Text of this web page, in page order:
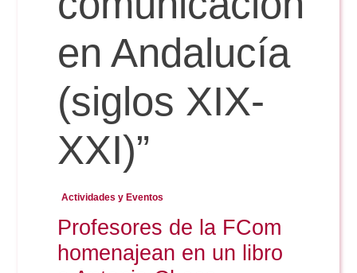
Reservas
Calendario Lectivo
Horarios
Publicidad y RR.PP
Exámenes Grado
en Andalucía
(siglos XIX-
XXI)”
Actividades y Eventos
Profesores de la FCom
homenajean en un libro